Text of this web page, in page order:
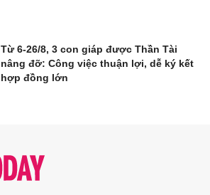
Từ 6-26/8, 3 con giáp được Thần Tài
nâng đỡ: Công việc thuận lợi, dễ ký kết
hợp đồng lớn